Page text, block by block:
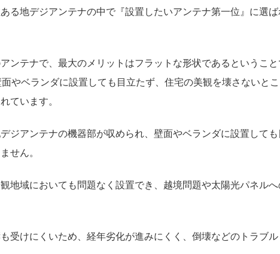
る地デジアンテナの中で『設置したいアンテナ第一位』に選ば
ンテナで、最大のメリットはフラットな形状であるということ
やベランダに設置しても目立たず、住宅の美観を壊さないと
ています。
ジアンテナの機器部が収められ、壁面やベランダに設置しても
せん。
地域においても問題なく設置でき、越境問題や太陽光パネルへ
受けにくいため、経年劣化が進みにくく、倒壊などのトラブル